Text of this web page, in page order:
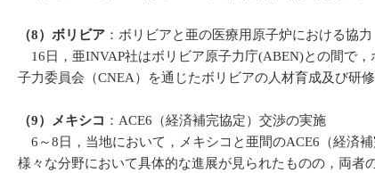
（8）ボリビア ：ボリビアと亜の医療用原子炉における協力
16日，亜INVAP社はボリビア原子力庁(ABEN)との間で
子力委員会（CNEA）を通じたボリビアの人材育成及び研修
（9）メキシコ ：ACE6（経済補完協定）交渉の実施
6～8日，当地において，メキシコと亜間のACE6（経済
様々な分野において具体的な進展が見られたものの，両者